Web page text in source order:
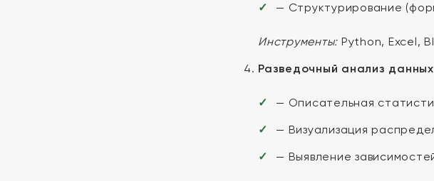
— Структурирование
Инструменты: Python, Excel,
Разведочный анализ данных
— Описательная
— Визуализация
— Выявление